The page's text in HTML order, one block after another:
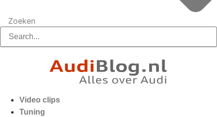
Zoeken
Video clips
Tuning